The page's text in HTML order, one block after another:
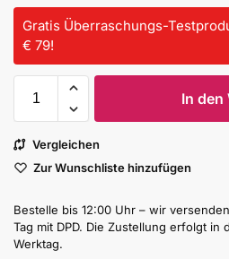
Gratis Überraschungs-
€ 79!
In den
Vergleichen
Zur Wunschliste hinzufügen
Bestelle bis 12:00 Uhr – wir
Tag mit DPD. Die Zustellung erfolgt in
Werktag.